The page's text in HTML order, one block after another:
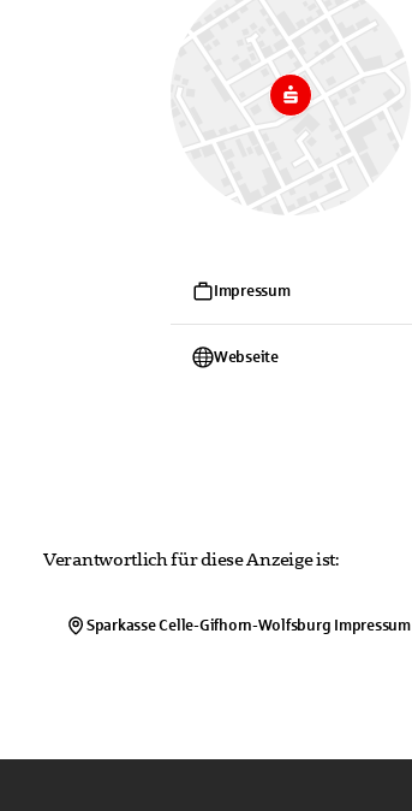
Impressum
Webseite
Verantwortlich für diese Anzeige ist:
Sparkasse Celle-Gifhorn-Wolfsburg Impressum